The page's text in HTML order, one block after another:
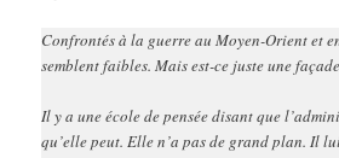
Confrontés à la guerre au Moyen-Orient et
semblent faibles. Mais est-ce juste une
Il y a une école de pensée disant que
qu’elle peut. Elle n’a pas de grand plan. Il